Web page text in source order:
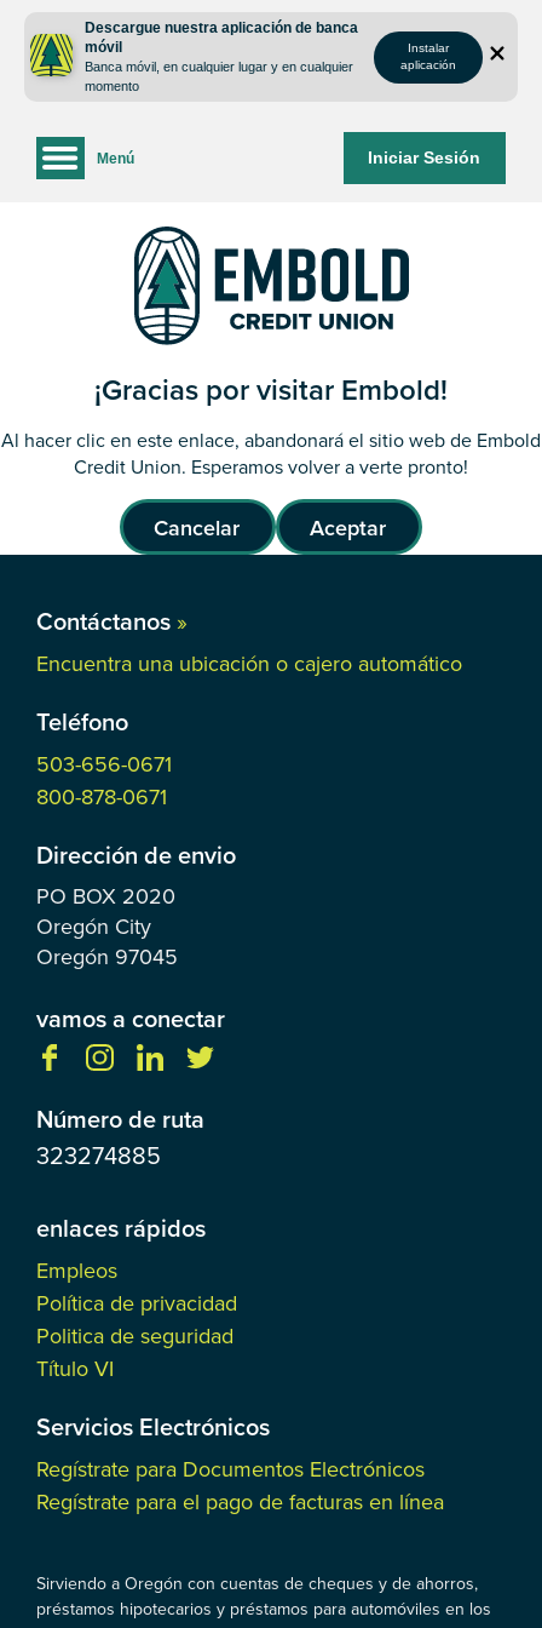
contenido
inicio
Descargue nuestra aplicación de banca
móvil
Banca móvil, en cualquier lugar y en cualquier
momento
Instalar
aplicación
Iniciar Sesión
Menú
¡Gracias por visitar Embold!
Al hacer clic en este enlace, abandonará el sitio web de Embold
Credit Union. Esperamos volver a verte pronto!
Cancelar Aceptar
Contáctanos »
Encuentra una ubicación o cajero automático
Teléfono
503-656-0671
800-878-0671
Dirección de envio
PO BOX 2020
Oregón City
Oregón 97045
vamos a conectar
Número de ruta
323274885
enlaces rápidos
Empleos
Política de privacidad
Politica de seguridad
Título VI
Servicios Electrónicos
Regístrate para Documentos Electrónicos
Regístrate para el pago de facturas en línea
Sirviendo a Oregón con cuentas de cheques y de ahorros,
préstamos hipotecarios y préstamos para automóviles en los